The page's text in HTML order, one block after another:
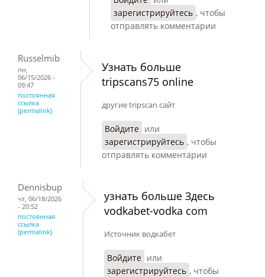
зарегистрируйтесь , чтобы
отправлять комментарии
Russelmib
пн,
06/15/2026 -
09:47
постоянная
ссылка
(permalink)
Узнать больше
tripscans75 online
другие tripscan сайт
Войдите или
зарегистрируйтесь , чтобы
отправлять комментарии
Dennisbup
чт, 06/18/2026
- 20:52
постоянная
ссылка
(permalink)
узнать больше Здесь
vodkabet-vodka com
Источник водкабет
Войдите или
зарегистрируйтесь , чтобы